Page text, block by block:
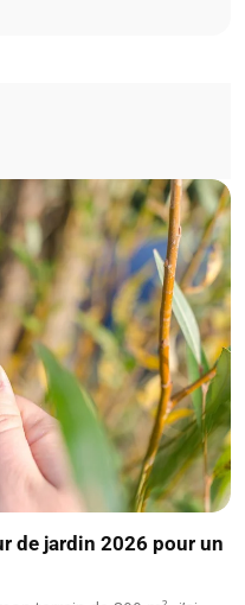
de jardin 2026 pour un